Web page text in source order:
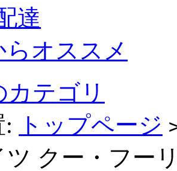
達
らオススメ
テゴリ
トップページ
クー・フー